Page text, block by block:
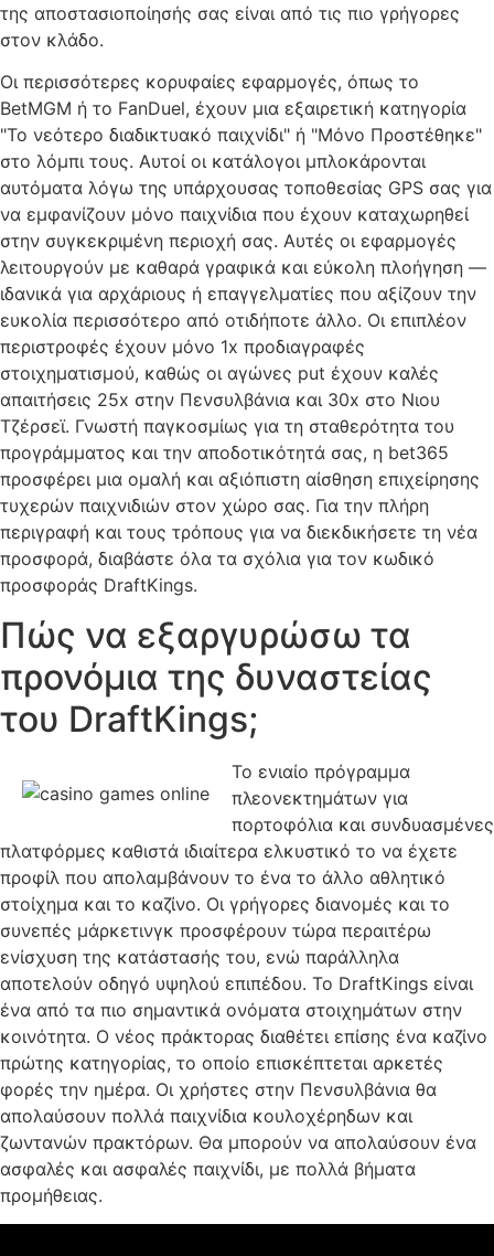
της αποστασιοποίησής σας είναι από τις πιο γρήγορες
στον κλάδο.
Οι περισσότερες κορυφαίες εφαρμογές, όπως το
BetMGM ή το FanDuel, έχουν μια εξαιρετική κατηγορία
"Το νεότερο διαδικτυακό παιχνίδι" ή "Μόνο Προστέθηκε"
στο λόμπι τους. Αυτοί οι κατάλογοι μπλοκάρονται
αυτόματα λόγω της υπάρχουσας τοποθεσίας GPS σας για
να εμφανίζουν μόνο παιχνίδια που έχουν καταχωρηθεί
στην συγκεκριμένη περιοχή σας. Αυτές οι εφαρμογές
λειτουργούν με καθαρά γραφικά και εύκολη πλοήγηση —
ιδανικά για αρχάριους ή επαγγελματίες που αξίζουν την
ευκολία περισσότερο από οτιδήποτε άλλο. Οι επιπλέον
περιστροφές έχουν μόνο 1x προδιαγραφές
στοιχηματισμού, καθώς οι αγώνες put έχουν καλές
απαιτήσεις 25x στην Πενσυλβάνια και 30x στο Νιου
Τζέρσεϊ. Γνωστή παγκοσμίως για τη σταθερότητα του
προγράμματος και την αποδοτικότητά σας, η bet365
προσφέρει μια ομαλή και αξιόπιστη αίσθηση επιχείρησης
τυχερών παιχνιδιών στον χώρο σας. Για την πλήρη
περιγραφή και τους τρόπους για να διεκδικήσετε τη νέα
προσφορά, διαβάστε όλα τα σχόλια για τον κωδικό
προσφοράς DraftKings.
Πώς να εξαργυρώσω τα
προνόμια της δυναστείας
του DraftKings;
Το ενιαίο πρόγραμμα
πλεονεκτημάτων για
πορτοφόλια και συνδυασμένες
πλατφόρμες καθιστά ιδιαίτερα ελκυστικό το να έχετε
προφίλ που απολαμβάνουν το ένα το άλλο αθλητικό
στοίχημα και το καζίνο. Οι γρήγορες διανομές και το
συνεπές μάρκετινγκ προσφέρουν τώρα περαιτέρω
ενίσχυση της κατάστασής του, ενώ παράλληλα
αποτελούν οδηγό υψηλού επιπέδου. Το DraftKings είναι
ένα από τα πιο σημαντικά ονόματα στοιχημάτων στην
κοινότητα. Ο νέος πράκτορας διαθέτει επίσης ένα καζίνο
πρώτης κατηγορίας, το οποίο επισκέπτεται αρκετές
φορές την ημέρα. Οι χρήστες στην Πενσυλβάνια θα
απολαύσουν πολλά παιχνίδια κουλοχέρηδων και
ζωντανών πρακτόρων. Θα μπορούν να απολαύσουν ένα
ασφαλές και ασφαλές παιχνίδι, με πολλά βήματα
προμήθειας.